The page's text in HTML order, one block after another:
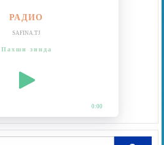
РАДИО
SAFINA.TJ
Пахши зинда
0:00